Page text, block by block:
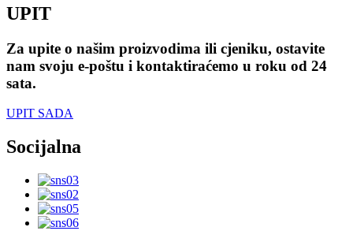
UPIT
Za upite o našim proizvodima ili cjeniku, ostavite
nam svoju e-poštu i kontaktiraćemo u roku od 24
sata.
UPIT SADA
Socijalna